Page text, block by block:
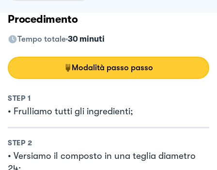
Procedimento
Tempo totale 30 minuti
Modalità passo passo
STEP 1
• Frulliamo tutti gli ingredienti;
STEP 2
• Versiamo il composto in una teglia diametro